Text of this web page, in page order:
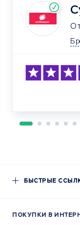
БЫСТРЫЕ
ПОКУПКИ В